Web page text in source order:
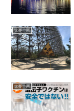
世界一周
世界一周